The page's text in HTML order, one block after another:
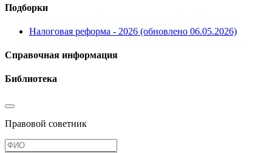
Подборки
Налоговая реформа - 2026 (обновлено 06.05.2026)
Справочная информация
Библиотека
Правовой советник